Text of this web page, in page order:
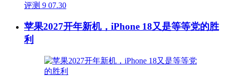
评测 9 07.30
苹果2027开年新机，iPhone 18又是等等党的胜
利